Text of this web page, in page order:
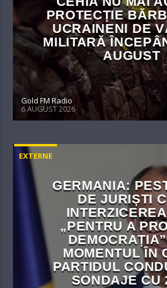
PROTECȚIE
UCRAINENI DE
MILITARĂ
AUGUST
Gold FM Radio
6 AUGUST 2026
EXTERNE
GERMANIA:
DE JURIȘTI
„PENTRU A
MOMENTUL ÎN
PARTIDUL
SONDAJE CU